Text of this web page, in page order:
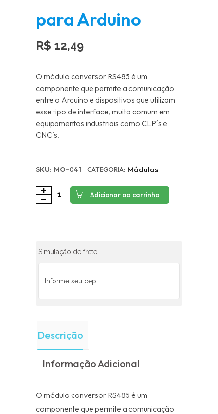
para Arduino
R$ 12,49
O módulo conversor RS485 é um
componente que permite a comunicação
entre o Arduino e dispositivos que utilizam
esse tipo de interface, muito comum em
equipamentos industriais como CLP´s e
CNC´s.
SKU: MO-041 CATEGORIA: Módulos
Adicionar ao carrinho
Simulação de frete
Descrição
Informação Adicional
O módulo conversor RS485 é um
componente que permite a comunicação